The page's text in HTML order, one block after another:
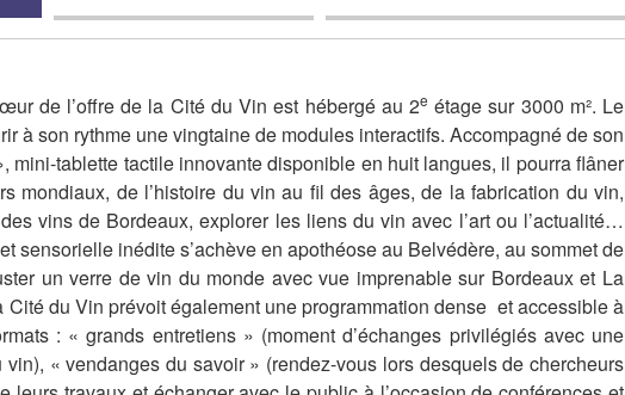
de l’offre de la Cité du Vin est hébergé au 2e étage sur 3000 m². Le
à son rythme une vingtaine de modules interactifs. Accompagné de son
mini-tablette tactile innovante disponible en huit langues, il pourra flâner
mondiaux, de l’histoire du vin au fil des âges, de la fabrication du vin,
vins de Bordeaux, explorer les liens du vin avec l’art ou l’actualité…
sensorielle inédite s’achève en apothéose au Belvédère, au sommet de
un verre de vin du monde avec vue imprenable sur Bordeaux et La
Cité du Vin prévoit également une programmation dense et accessible à
: « grands entretiens » (moment d’échanges privilégiés avec une
« vendanges du savoir » (rendez-vous lors desquels de chercheurs